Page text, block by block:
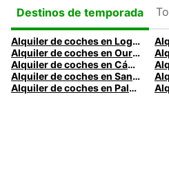
Destinos de temporada
Alquiler de coches en Logroño
Alquiler de coches en Ourense
Alquiler de coches en Cádiz
Alquiler de coches en Santander
Alquiler de coches en Palma